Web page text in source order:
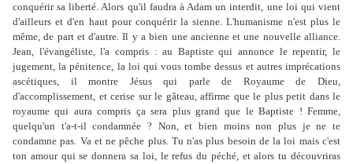
conquérir sa liberté. Alors qu'il faudra à Adam un interdit, une loi qui vient
d'ailleurs et d'en haut pour conquérir la sienne. L'humanisme n'est plus le
même, de part et d'autre. Il y a bien une ancienne et une nouvelle alliance.
Jean, l'évangéliste, l'a compris : au Baptiste qui annonce le repentir, le
jugement, la pénitence, la loi qui vous tombe dessus et autres imprécations
ascétiques, il montre Jésus qui parle de Royaume de Dieu,
d'accomplissement, et cerise sur le gâteau, affirme que le plus petit dans le
royaume qui aura compris ça sera plus grand que le Baptiste ! Femme,
quelqu'un t'a-t-il condamnée ? Non, et bien moins non plus je ne te
condamne pas. Va et ne pêche plus. Tu n'as plus besoin de la loi mais c'est
ton amour qui se donnera sa loi, le refus du péché, et alors tu découvriras